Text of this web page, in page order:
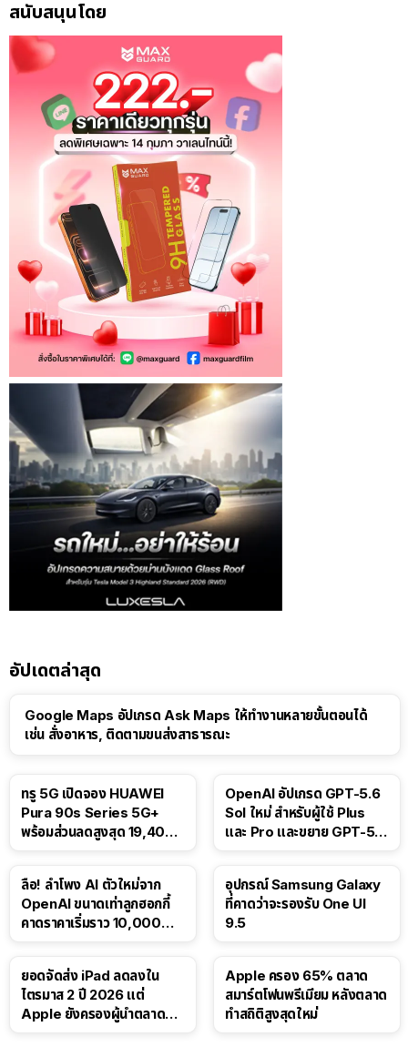
สนับสนุนโดย
อัปเดตล่าสุด
Google Maps อัปเกรด Ask Maps ให้ทำงานหลายขั้นตอนได้
เช่น สั่งอาหาร, ติดตามขนส่งสาธารณะ
ทรู 5G เปิดจอง HUAWEI
Pura 90s Series 5G+
พร้อมส่วนลดสูงสุด 19,400
OpenAI อัปเกรด GPT-5.6
Sol ใหม่ สำหรับผู้ใช้ Plus
และ Pro และขยาย GPT-5.6
ลือ! ลำโพง AI ตัวใหม่จาก
OpenAI ขนาดเท่าลูกฮอกกี้
คาดราคาเริ่มราว 10,000
อุปกรณ์ Samsung Galaxy
ที่คาดว่าจะรองรับ One UI
9.5
ยอดจัดส่ง iPad ลดลงใน
ไตรมาส 2 ปี 2026 แต่
Apple ยังครองผู้นำตลาด
Apple ครอง 65% ตลาด
สมาร์ตโฟนพรีเมียม หลังตลาด
ทำสถิติสูงสุดใหม่